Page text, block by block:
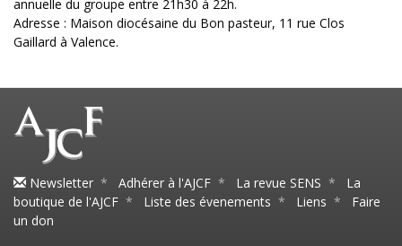
annuelle du groupe entre 21h30 à 22h.
Adresse : Maison diocésaine du Bon pasteur, 11 rue Clos
Gaillard à Valence.
Newsletter * Adhérer à l'AJCF * La revue SENS * La
boutique de l'AJCF * Liste des évenements * Liens * Faire
un don